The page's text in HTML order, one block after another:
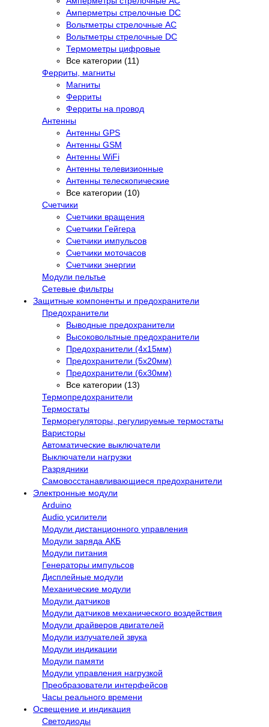
Амперметры стрелочные DC
Вольтметры стрелочные AC
Вольтметры стрелочные DC
Термометры цифровые
Все категории (11)
Ферриты, магниты
Магниты
Ферриты
Ферриты на провод
Антенны
Антенны GPS
Антенны GSM
Антенны WiFi
Антенны телевизионные
Антенны телескопические
Все категории (10)
Счетчики
Счетчики вращения
Счетчики Гейгера
Счетчики импульсов
Счетчики моточасов
Счетчики энергии
Модули пельтье
Сетевые фильтры
Защитные компоненты и предохранители
Предохранители
Выводные предохранители
Высоковольтные предохранители
Предохранители (4х15мм)
Предохранители (5х20мм)
Предохранители (6х30мм)
Все категории (13)
Термопредохранители
Термостаты
Терморегуляторы, регулируемые термостаты
Варисторы
Автоматические выключатели
Выключатели нагрузки
Разрядники
Самовосстанавливающиеся предохранители
Электронные модули
Arduino
Audio усилители
Модули дистанционного управления
Модули заряда АКБ
Модули питания
Генераторы импульсов
Дисплейные модули
Механические модули
Модули датчиков
Модули датчиков механического воздействия
Модули драйверов двигателей
Модули излучателей звука
Модули индикации
Модули памяти
Модули управления нагрузкой
Преобразователи интерфейсов
Часы реального времени
Освещение и индикация
Светодиоды